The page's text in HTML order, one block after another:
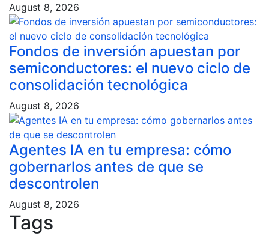
August 8, 2026
Fondos de inversión apuestan por
semiconductores: el nuevo ciclo de
consolidación tecnológica
August 8, 2026
Agentes IA en tu empresa: cómo
gobernarlos antes de que se
descontrolen
August 8, 2026
Tags